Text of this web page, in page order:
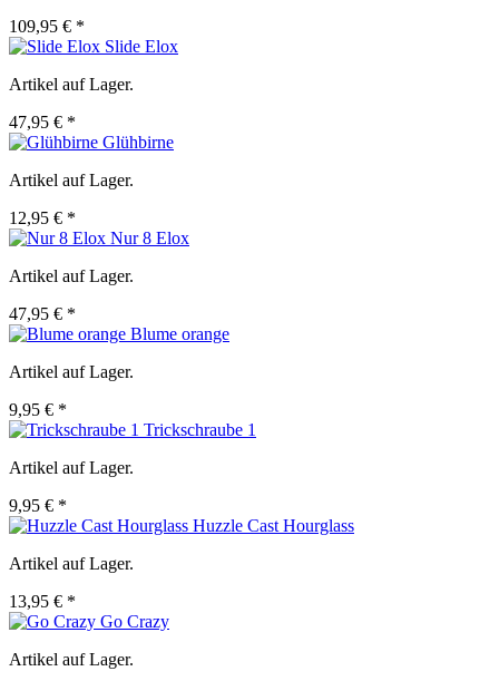
109,95 € *
Slide Elox
Artikel auf Lager.
47,95 € *
Glühbirne
Artikel auf Lager.
12,95 € *
Nur 8 Elox
Artikel auf Lager.
47,95 € *
Blume orange
Artikel auf Lager.
9,95 € *
Trickschraube 1
Artikel auf Lager.
9,95 € *
Huzzle Cast Hourglass
Artikel auf Lager.
13,95 € *
Go Crazy
Artikel auf Lager.